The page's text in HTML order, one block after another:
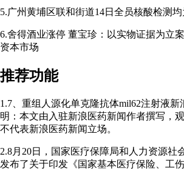
5.广州黄埔区联和街道14日全员核酸检测
6.舍得酒业涨停 董宝珍：以实物证据为立
资本市场
推荐功能
1.7、重组人源化单克隆抗体mil62注射液
明：本文由入驻新浪医药新闻作者撰写，
不代表新浪医药新闻立场。
2.8月20日，国家医疗保障局和人力资源社
发布了关于印发《国家基本医疗保险、工